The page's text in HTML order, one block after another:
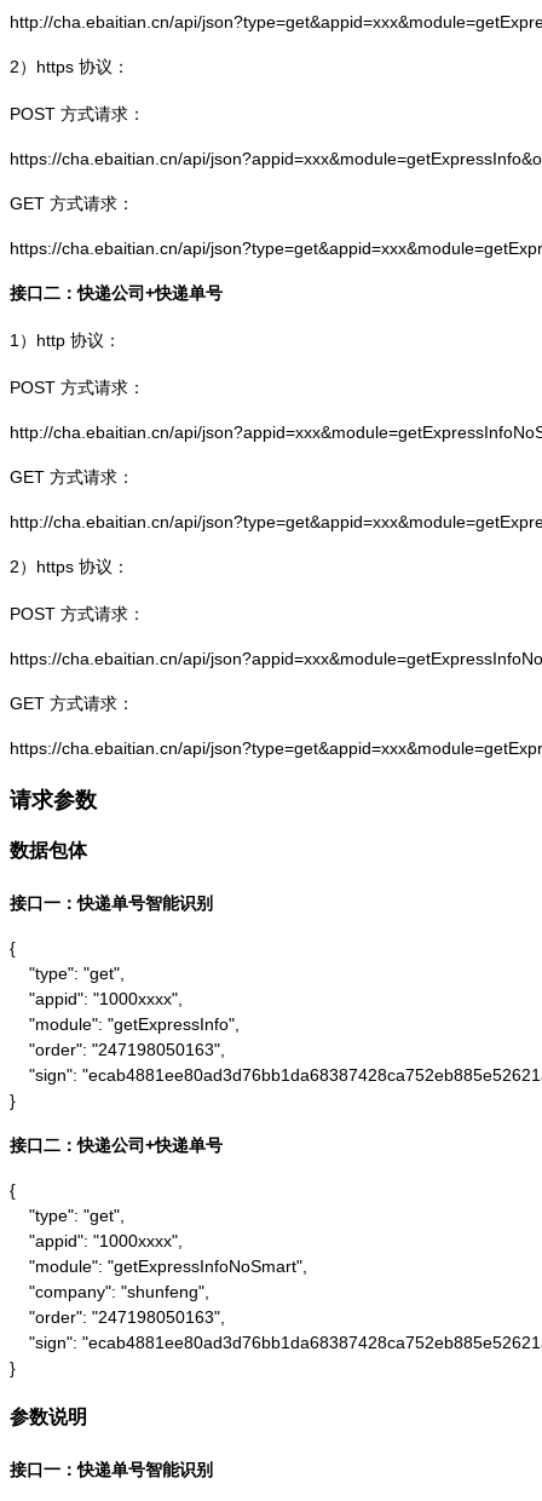
http://cha.ebaitian.cn/api/
2） https 协议：
POST 方式请求：
https://cha.ebaitian.cn/api/
GET 方式请求：
https://cha.ebaitian.cn/api/
接口二：快递公司+快递单号
1） http 协议：
POST 方式请求：
http://cha.ebaitian.cn/api/
GET 方式请求：
http://cha.ebaitian.cn/api/
2） https 协议：
POST 方式请求：
https://cha.ebaitian.cn/api/
GET 方式请求：
https://cha.ebaitian.cn/api/
请求参数
数据包体
接口一：快递单号智能识别
{
    "type": "get",
    "appid": "1000xxxx",
    "module": "getExpressInfo",
    "order": "247198050163",
"sign":
}
接口二：快递公司+快递单号
{
    "type": "get",
    "appid": "1000xxxx",
    "module": "getExpressInfoNoSmart",
    "company": "shunfeng",
    "order": "247198050163",
"sign":
}
参数说明
接口一：快递单号智能识别